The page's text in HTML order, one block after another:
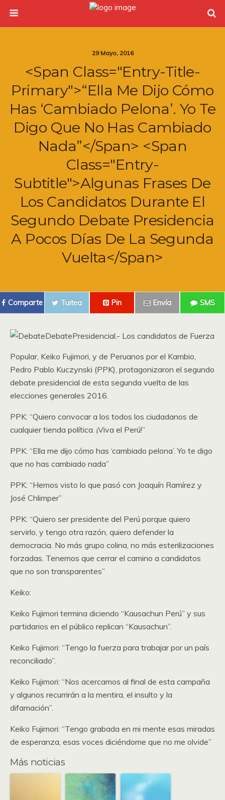
29 Mayo, 2016
<span Class="entry-Title-
Primary">“Ella Me Dijo Cómo
Has ‘cambiado Pelona’. Yo Te
Digo Que No Has Cambiado
Nada”</span> <span
Class="entry-
Subtitle">Algunas Frases De
Los Candidatos Durante El
Segundo Debate Presidencia
A Pocos Días De La Segunda
Vuelta</span>
Comparte Tuitea Pin Envía SMS
DebatePresidencial.- Los candidatos de Fuerza
Popular, Keiko Fujimori, y de Peruanos por el Kambio,
Pedro Pablo Kuczynski (PPK), protagonizaron el segundo
debate presidencial de esta segunda vuelta de las
elecciones generales 2016.
PPK: “Quiero convocar a los todos los ciudadanos de
cualquier tienda política. ¡Viva el Perú!”
PPK: “Ella me dijo cómo has ‘cambiado pelona’. Yo te digo
que no has cambiado nada”
PPK: “Hemos visto lo que pasó con Joaquín Ramírez y
José Chlimper”
PPK: “Quiero ser presidente del Perú porque quiero
servirlo, y tengo otra razón, quiero defender la
democracia. No más grupo colina, no más esterilizaciones
forzadas. Tenemos que cerrar el camino a candidatos
que no son transparentes”
Keiko:
Keiko Fujimori termina diciendo “Kausachun Perú” y sus
partidarios en el público replican “Kausachun”.
Keiko Fujimori: “Tengo la fuerza para trabajar por un país
reconciliado”.
Keiko Fujimori: “Nos acercamos al final de esta campaña
y algunos recurrirán a la mentira, el insulto y la
difamación”.
Keiko Fujimori: “Tengo grabada en mi mente esas miradas
de esperanza, esas voces diciéndome que no me olvide”
Más noticias